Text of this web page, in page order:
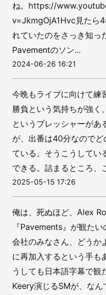
ね。https://
v=JkmgOjA1Hvc見たら4
れていたのをさっき知っ
Pavementのソン...
2024-06-26 16:21
今晩もライブに向けて練
勝負という気持ちが強く
というプレッシャーがあ
が、出番は40分なのでど
ている。そうこうしてい
できる。詰まるところ、
2025-05-15 17:26
俺は、死ぬほど、Alex
『Pavements』が観た
会社のみなさん、どうか
に再加入するという手も
うしても日本語字幕で観
Keery演じるSMが、な